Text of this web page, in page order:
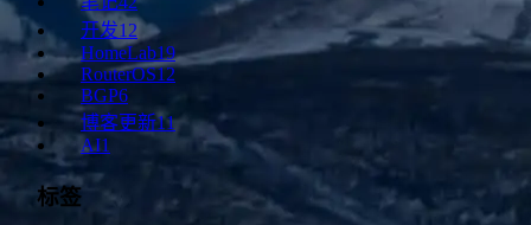
开发12
HomeLab19
RouterOS12
BGP6
博客更新11
AI1
标签